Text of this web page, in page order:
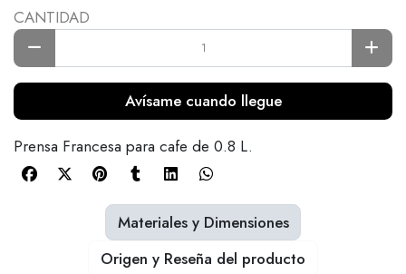
CANTIDAD
Avísame cuando llegue
Prensa Francesa para cafe de 0.8 L.
Materiales y Dimensiones
Origen y Reseña del producto